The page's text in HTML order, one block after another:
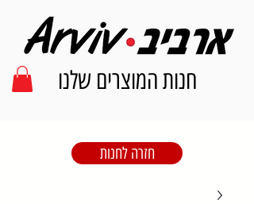
חנות המוצרים שלנו
חזרה לחנות